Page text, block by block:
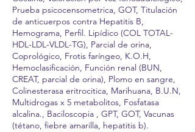
Prueba psicocensometrica, GOT, Titulación
de anticuerpos contra Hepatitis B,
Hemograma, Perfil. Lipídico (COL TOTAL-
HDL-LDL-VLDL-TG), Parcial de orina,
Coprológico, Frotis faríngeo, K.O.H,
Hemoclasificación, Función renal (BUN,
CREAT, parcial de orina), Plomo en sangre,
Colinesterasa eritrocitica, Marihuana, B.U.N,
Multidrogas x 5 metabolitos, Fosfatasa
alcalina., Baciloscopia , GPT, GOT, Vacunas
(tétano, fiebre amarilla, hepatitis b).